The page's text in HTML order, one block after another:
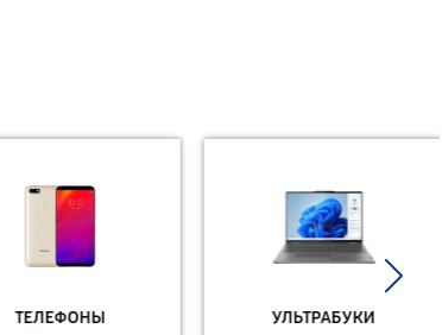
ТЕЛЕФОНЫ УЛЬТРАБУКИ